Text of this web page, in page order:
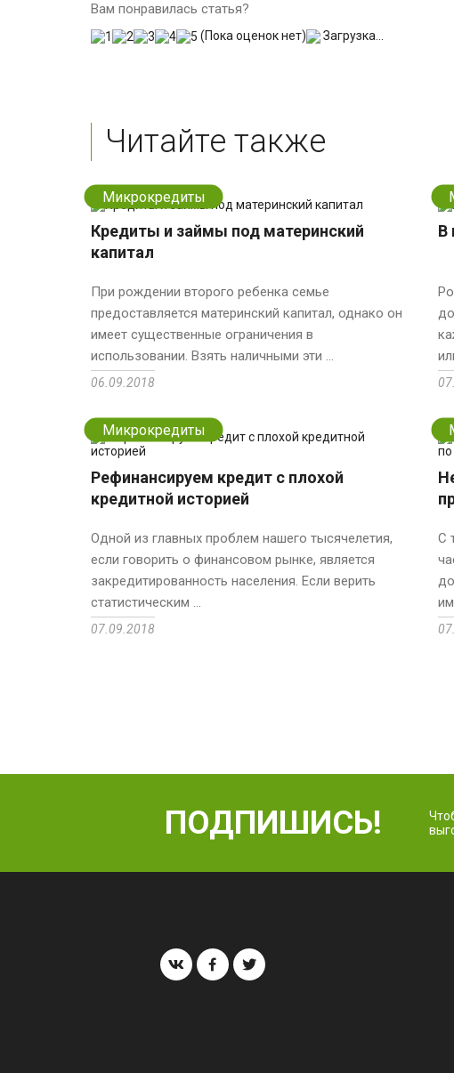
Вам понравилась статья?
(Пока оценок нет) Загрузка...
Читайте также
Микрокредиты
Кредиты и займы под материнский
капитал
При рождении второго ребенка семье
предоставляется материнский капитал, однако он
имеет существенные ограничения в
использовании. Взять наличными эти ...
06.09.2018
В
Микрокредиты
Рефинансируем кредит с плохой
кредитной историей
Одной из главных проблем нашего тысячелетия,
если говорить о финансовом рынке, является
закредитированность населения. Если верить
статистическим ...
07.09.2018
С
ПОДПИШИСЬ!